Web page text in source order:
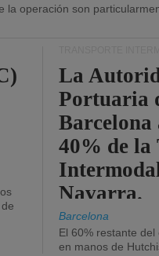
la operación son
La
Portuaria
40% de la
Navarra.
Barcelona
El 60% restante
en manos de